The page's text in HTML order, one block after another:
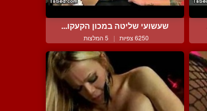
שעשועי שליטה במכון הקעקו...
6250 צפיות | 5 המלצות